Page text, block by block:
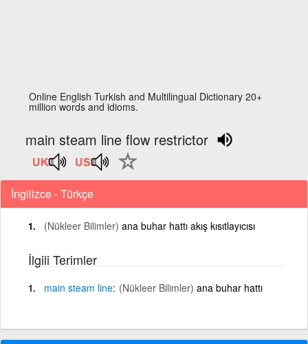
Online English Turkish and Multilingual Dictionary 20+
million words and idioms.
main steam line flow restrictor
İngilizce - Türkçe
(Nükleer Bilimler) ana buhar hattı akış kısıtlayıcısı
İlgili Terimler
main steam line (Nükleer Bilimler) ana buhar hattı